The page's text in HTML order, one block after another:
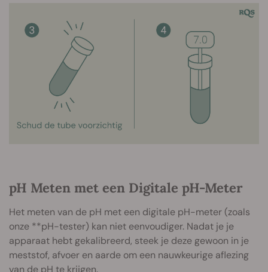
pH Meten met een Digitale pH-Meter
Het meten van de pH met een digitale pH-meter (zoals
onze **pH-tester) kan niet eenvoudiger. Nadat je je
apparaat hebt gekalibreerd, steek je deze gewoon in je
meststof, afvoer en aarde om een nauwkeurige aflezing
van de pH te krijgen.